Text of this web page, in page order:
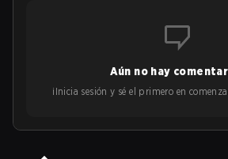
Aún no hay
¡Inicia sesión y sé el primero en